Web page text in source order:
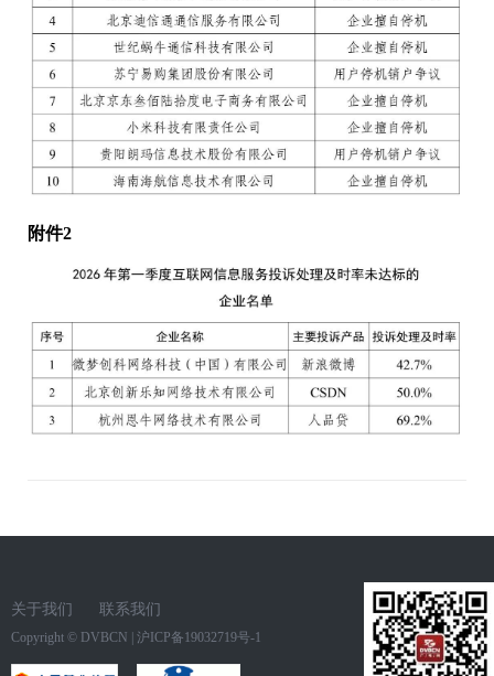
附件2
关于我们 联系我们
Copyright © DVBCN 沪ICP备19032719号-1